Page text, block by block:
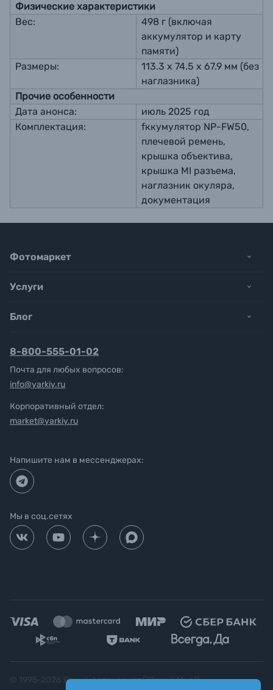
Физические характеристики
Вес:
498 г (включая
аккумулятор и карту
памяти)
Размеры:
113.3 х 74.5 х 67.9 мм (без
наглазника)
Прочие особенности
Дата анонса:
июль 2025 год
Комплектация:
fккумулятор NP-FW50,
плечевой ремень,
крышка объектива,
крышка MI разъема,
наглазник окуляра,
документация
Фотомаркет
Услуги
Блог
8-800-555-01-02
Почта для любых вопросов:
info@yarkiy.ru
Корпоративный отдел:
market@yarkiy.ru
Напишите нам в мессенджерах:
Мы в соц.сетях
Яркий фотомаркет ("Яркий Мир")